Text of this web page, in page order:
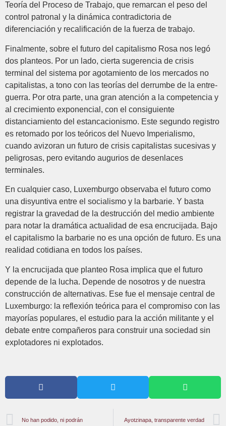
Teoría del Proceso de Trabajo, que remarcan el peso del
control patronal y la dinámica contradictoria de
diferenciación y recalificación de la fuerza de trabajo.
Finalmente, sobre el futuro del capitalismo Rosa nos legó
dos planteos. Por un lado, cierta sugerencia de crisis
terminal del sistema por agotamiento de los mercados no
capitalistas, a tono con las teorías del derrumbe de la entre-
guerra. Por otra parte, una gran atención a la competencia y
al crecimiento exponencial, con el consiguiente
distanciamiento del estancacionismo. Este segundo registro
es retomado por los teóricos del Nuevo Imperialismo,
cuando avizoran un futuro de crisis capitalistas sucesivas y
peligrosas, pero evitando augurios de desenlaces
terminales.
En cualquier caso, Luxemburgo observaba el futuro como
una disyuntiva entre el socialismo y la barbarie. Y basta
registrar la gravedad de la destrucción del medio ambiente
para notar la dramática actualidad de esa encrucijada. Bajo
el capitalismo la barbarie no es una opción de futuro. Es una
realidad cotidiana en todos los países.
Y la encrucijada que planteo Rosa implica que el futuro
depende de la lucha. Depende de nosotros y de nuestra
construcción de alternativas. Ese fue el mensaje central de
Luxemburgo: la reflexión teórica para el compromiso con las
mayorías populares, el estudio para la acción militante y el
debate entre compañeros para construir una sociedad sin
explotadores ni explotados.
No han podido, ni podrán Ayotzinapa, transparente verdad